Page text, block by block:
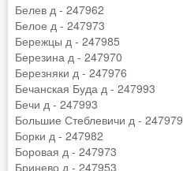
Белев д - 247962
Белое д - 247973
Бережцы д - 247985
Березина д - 247970
Березняки д - 247976
Бечанская Буда д - 247993
Бечи д - 247993
Большие Стеблевичи д - 247979
Борки д - 247982
Боровая д - 247973
Бринево д - 247953